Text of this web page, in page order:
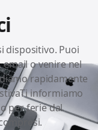
dispositivo. Puoi
o venire nel
rapidamente
informiamo
per ferie dal